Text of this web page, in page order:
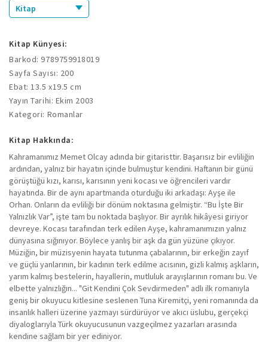
Kitap
Kitap Künyesi:
Barkod: 9789759918019
Sayfa Sayısı: 200
Ebat: 13.5 x19.5 cm
Yayın Tarihi: Ekim 2003
Kategori: Romanlar
Kitap Hakkında:
Kahramanımız Memet Olcay adında bir gitaristtir. Başarısız bir evliliğin
ardından, yalnız bir hayatın içinde bulmuştur kendini. Haftanın bir günü
görüştüğü kızı, karısı, karısının yeni kocası ve öğrencileri vardır
hayatında. Bir de aynı apartmanda oturduğu iki arkadaşı: Ayşe ile
Orhan. Onların da evliliği bir dönüm noktasına gelmiştir. “Bu İşte Bir
Yalnızlık Var”, işte tam bu noktada başlıyor. Bir ayrılık hikâyesi giriyor
devreye. Kocası tarafından terk edilen Ayşe, kahramanımızın yalnız
dünyasına sığınıyor. Böylece yanlış bir aşk da gün yüzüne çıkıyor.
Müziğin, bir müzisyenin hayata tutunma çabalarının, bir erkeğin zayıf
ve güçlü yanlarının, bir kadının terk edilme acısının, gizli kalmış aşkların,
yarım kalmış bestelerin, hayallerin, mutluluk arayışlarının romanı bu. Ve
elbette yalnızlığın... "Git Kendini Çok Sevdirmeden" adlı ilk romanıyla
geniş bir okuyucu kitlesine seslenen Tuna Kiremitçi, yeni romanında da
insanlık halleri üzerine yazmayı sürdürüyor ve akıcı üslubu, gerçekçi
diyaloglarıyla Türk okuyucusunun vazgeçilmez yazarları arasında
kendine sağlam bir yer ediniyor.